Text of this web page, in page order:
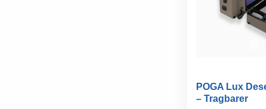
POGA Lux
– Tragbarer